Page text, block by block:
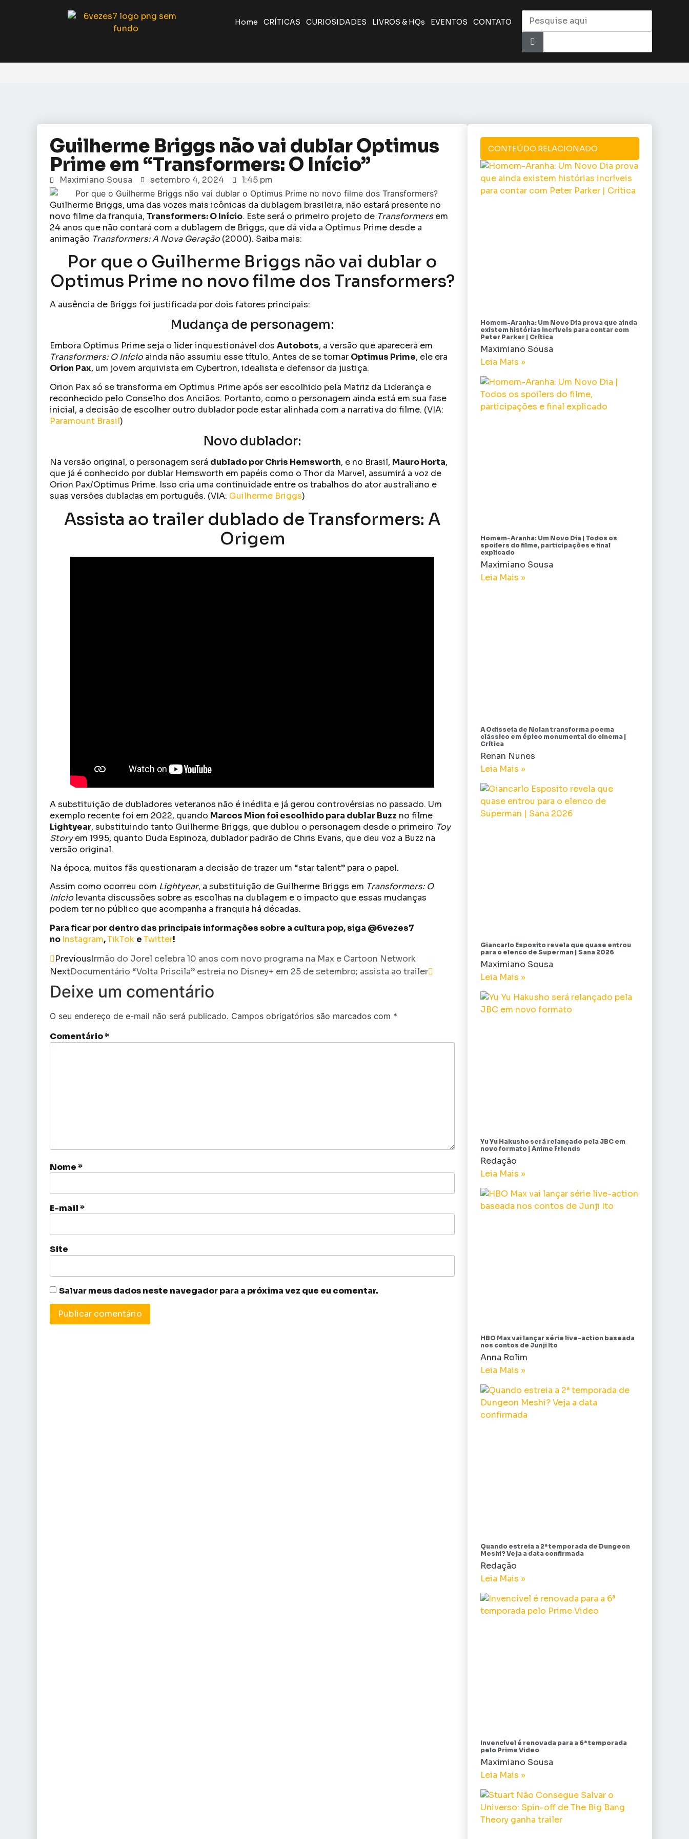
Home CRÍTICAS CURIOSIDADES LIVROS & HQs EVENTOS CONTATO
Guilherme Briggs não vai dublar Optimus
Prime em “Transformers: O Início”
Maximiano Sousa setembro 4, 2024 1:45 pm
Guilherme Briggs, uma das vozes mais icônicas da dublagem brasileira, não estará presente no
novo filme da franquia, Transformers: O Início. Este será o primeiro projeto de Transformersem
24 anos que não contará com a dublagem de Briggs, que dá vida a Optimus Prime desde a
animação Transformers: A Nova Geração(2000). Saiba mais:
Por que o Guilherme Briggs não vai dublar o
Optimus Prime no novo filme dos Transformers?
A ausência de Briggs foi justificada por dois fatores principais:
Mudança de personagem:
Embora Optimus Prime seja o líder inquestionável dos Autobots, a versão que aparecerá em
Transformers: O Inícioainda não assumiu esse título. Antes de se tornar Optimus Prime, ele era
Orion Pax, um jovem arquivista em Cybertron, idealista e defensor da justiça.
Orion Pax só se transforma em Optimus Prime após ser escolhido pela Matriz da Liderança e
reconhecido pelo Conselho dos Anciãos. Portanto, como o personagem ainda está em sua fase
inicial, a decisão de escolher outro dublador pode estar alinhada com a narrativa do filme. (VIA:
Paramount Brasil)
Novo dublador:
Na versão original, o personagem será dublado por Chris Hemsworth, e no Brasil, Mauro Horta,
que já é conhecido por dublar Hemsworth em papéis como o Thor da Marvel, assumirá a voz de
Orion Pax/Optimus Prime. Isso cria uma continuidade entre os trabalhos do ator australiano e
suas versões dubladas em português. (VIA: Guilherme Briggs)
Assista ao trailer dublado de Transformers: A
Origem
A substituição de dubladores veteranos não é inédita e já gerou controvérsias no passado. Um
exemplo recente foi em 2022, quando Marcos Mion foi escolhido para dublar Buzz no filme
Lightyear, substituindo tanto Guilherme Briggs, que dublou o personagem desde o primeiro Toy
Storyem 1995, quanto Duda Espinoza, dublador padrão de Chris Evans, que deu voz a Buzz na
versão original.
Na época, muitos fãs questionaram a decisão de trazer um “star talent” para o papel.
Assim como ocorreu com Lightyear, a substituição de Guilherme Briggs em Transformers: O
Iníciolevanta discussões sobre as escolhas na dublagem e o impacto que essas mudanças
podem ter no público que acompanha a franquia há décadas.
Para ficar por dentro das principais informações sobre a cultura pop, siga @6vezes7
no Instagram,TikTok eTwitter!
PreviousIrmão do Jorel celebra 10 anos com novo programa na Max e Cartoon Network
NextDocumentário “Volta Priscila” estreia no Disney+ em 25 de setembro; assista ao trailer
Deixe um comentário
O seu endereço de e-mail não será publicado. Campos obrigatórios são marcados com *
Comentário*
Nome*
E-mail*
Site
Salvar meus dados neste navegador para a próxima vez que eu comentar.
CONTEÚDO RELACIONADO
Homem-Aranha: Um Novo Dia prova que ainda
existem histórias incríveis para contar com
Peter Parker | Crítica
Maximiano Sousa
Leia Mais »
Homem-Aranha: Um Novo Dia | Todos os
spoilers do filme, participações e final
explicado
Maximiano Sousa
Leia Mais »
A Odisseia de Nolan transforma poema
clássico em épico monumental do cinema |
Crítica
Renan Nunes
Leia Mais »
Giancarlo Esposito revela que quase entrou
para o elenco de Superman | Sana 2026
Maximiano Sousa
Leia Mais »
Yu Yu Hakusho será relançado pela JBC em
novo formato | Anime Friends
Redação
Leia Mais »
HBO Max vai lançar série live-action baseada
nos contos de Junji Ito
Anna Rolim
Leia Mais »
Quando estreia a 2ª temporada de Dungeon
Meshi? Veja a data confirmada
Redação
Leia Mais »
Invencível é renovada para a 6ª temporada
pelo Prime Video
Maximiano Sousa
Leia Mais »